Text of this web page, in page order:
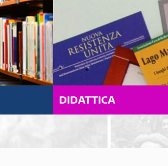
DIDATTICA